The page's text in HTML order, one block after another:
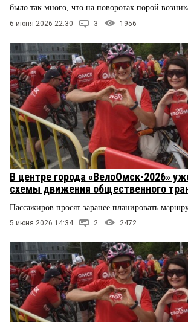
было так много, что на поворотах порой
6 июня 2026 22:30 3 1956
В центре города «ВелоОмск-2026»
схемы движения общественного
Пассажиров просят заранее планировать
5 июня 2026 14:34 2 2472